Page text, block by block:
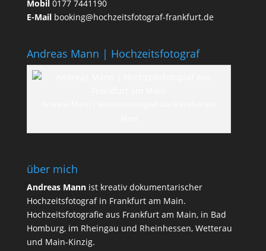
Mobil0177 7441190
E-Mail booking@hochzeitsfotograf-frankfurt.de
Andreas Mann | Hochzeitsfotograf
über mich
Andreas Mannist kreativ dokumentarischer
Hochzeitsfotograf in Frankfurt am Main.
Hochzeitsfotografie aus Frankfurt am Main, in Bad
Homburg, im Rheingau und Rheinhessen, Wetterau
und Main-Kinzig.